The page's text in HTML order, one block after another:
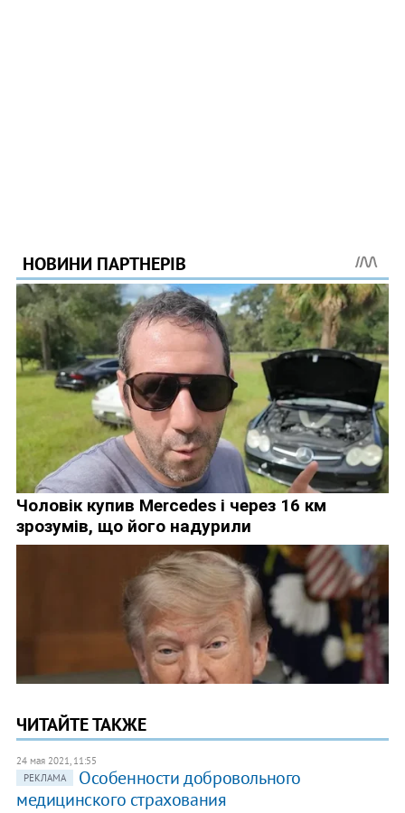
ЧИТАЙТЕ ТАКЖЕ
24 мая 2021, 11:55
РЕКЛАМА
Особенности добровольного
медицинского страхования